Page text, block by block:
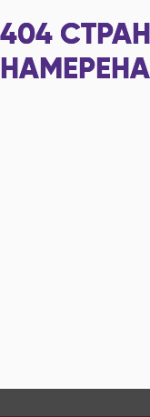
404
НАМЕРЕНА